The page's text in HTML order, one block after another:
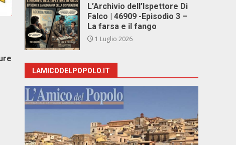
L’Archivio dell’Ispettore Di
Falco | 46909 -Episodio 3 –
La farsa e il fango
1 Luglio 2026
LAMICODELPOPOLO.IT